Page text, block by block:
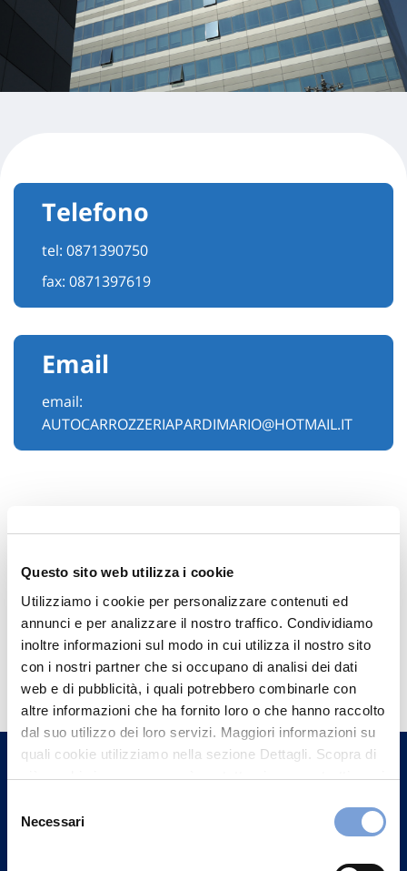
Questo sito web utilizza i cookie
Utilizziamo i cookie per personalizzare contenuti ed
annunci e per analizzare il nostro traffico. Condividiamo
inoltre informazioni sul modo in cui utilizza il nostro sito
con i nostri partner che si occupano di analisi dei dati
web e di pubblicità, i quali potrebbero combinarle con
altre informazioni che ha fornito loro o che hanno raccolto
dal suo utilizzo dei loro servizi. Maggiori informazioni su
quali cookie utilizziamo nella sezione Dettagli. Scopra di
più su chi siamo, come può contattarci e come trattiamo i
può trovare nel footer del sito nella sezione "Informativa
delNecessari
Telefono
tel: 0871390750
fax: 0871397619
Email
email:
AUTOCARROZZERIAPARDIMARIO@HOTMAIL.IT
Hai bisogno di
informazioni?
Trova l'Agenzia più vicina a te e parla con
un nostro Agente.